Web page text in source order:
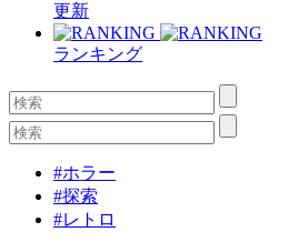
更新
ランキング
#ホラー
#探索
#レトロ